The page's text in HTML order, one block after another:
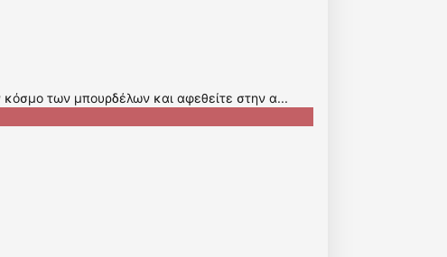
των μπουρδέλων και αφεθείτε στην α...